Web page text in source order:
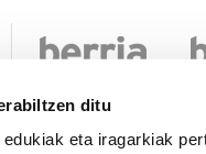
ditu
eta iragarkiak